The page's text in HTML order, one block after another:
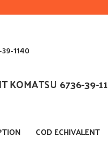
1140
KOMATSU 6736-39-
COD ECHIVALENT